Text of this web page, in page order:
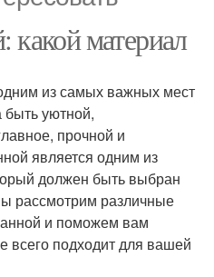
какой материал
из самых важных мест
уютной,
прочной и
является одним из
должен быть выбран
рассмотрим различные
и поможем вам
всего подходит для вашей